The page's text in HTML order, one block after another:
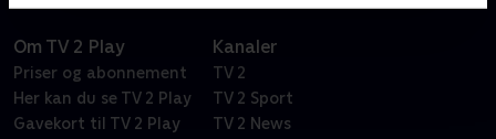
Om TV 2 Play
Priser og abonnement
Her kan du se TV 2 Play
Gavekort til TV 2 Play
Kanaler
TV 2
TV 2 Sport
TV 2 News